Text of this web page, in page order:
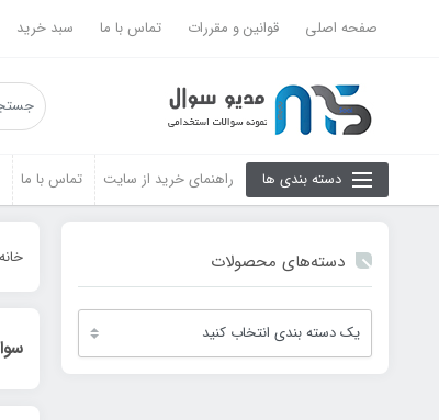
صفحه اصلی قوانین و مقررات تماس با ما سبد خرید
دسته بندی ها راهنمای خرید از سایت تماس با ما
دسته‌های محصولات خانه